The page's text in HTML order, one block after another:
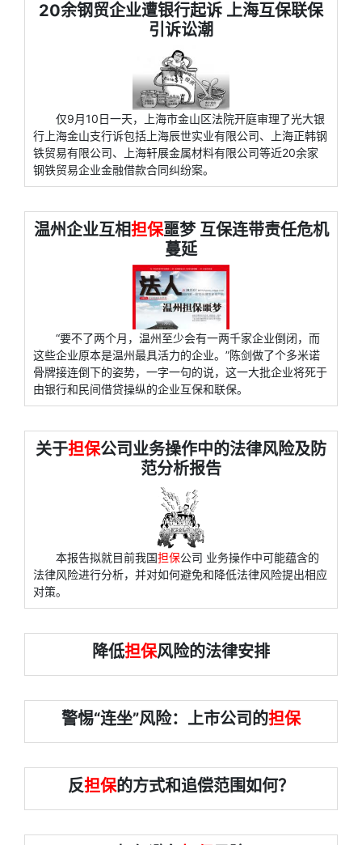
20余钢贸企业遭银行起诉 上海互保联保
引诉讼潮
仅9月10日一天，上海市金山区法院开庭审理了光大银
行上海金山支行诉包括上海辰世实业有限公司、上海正韩钢
铁贸易有限公司、上海轩展金属材料有限公司等近20余家
钢铁贸易企业金融借款合同纠纷案。
温州企业互相担保噩梦 互保连带责任危机
蔓延
“要不了两个月，温州至少会有一两千家企业倒闭，而
这些企业原本是温州最具活力的企业。”陈剑做了个多米诺
骨牌接连倒下的姿势，一字一句的说，这一大批企业将死于
由银行和民间借贷操纵的企业互保和联保。
关于担保公司业务操作中的法律风险及防
范分析报告
本报告拟就目前我国担保公司 业务操作中可能蕴含的
法律风险进行分析，并对如何避免和降低法律风险提出相应
对策。
降低担保风险的法律安排
警惕“连坐”风险：上市公司的担保
反担保的方式和追偿范围如何？